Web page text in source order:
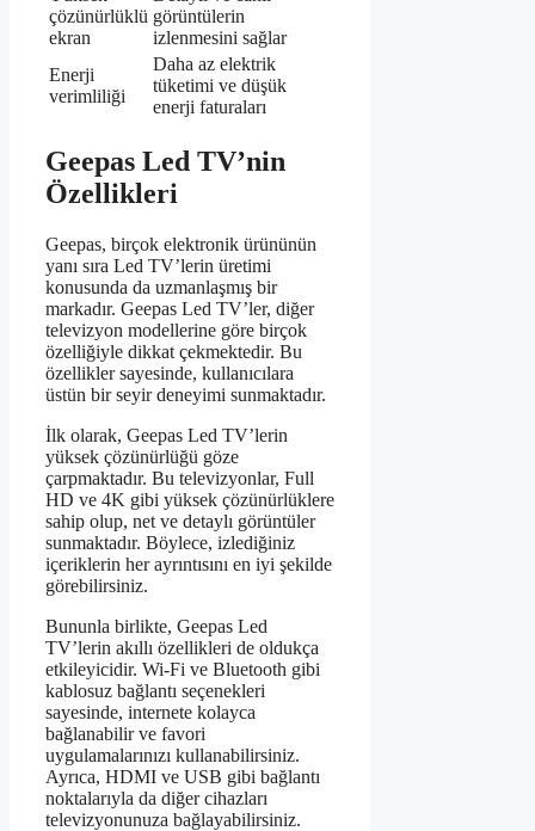
çözünürlüklü
ekran
görüntülerin
izlenmesini sağlar
Enerji
verimliliği
Daha az elektrik
tüketimi ve düşük
enerji faturaları
Geepas Led TV’nin
Özellikleri
Geepas, birçok elektronik ürününün
yanı sıra Led TV’lerin üretimi
konusunda da uzmanlaşmış bir
markadır. Geepas Led TV’ler, diğer
televizyon modellerine göre birçok
özelliğiyle dikkat çekmektedir. Bu
özellikler sayesinde, kullanıcılara
üstün bir seyir deneyimi sunmaktadır.
İlk olarak, Geepas Led TV’lerin
yüksek çözünürlüğü göze
çarpmaktadır. Bu televizyonlar, Full
HD ve 4K gibi yüksek çözünürlüklere
sahip olup, net ve detaylı görüntüler
sunmaktadır. Böylece, izlediğiniz
içeriklerin her ayrıntısını en iyi şekilde
görebilirsiniz.
Bununla birlikte, Geepas Led
TV’lerin akıllı özellikleri de oldukça
etkileyicidir. Wi-Fi ve Bluetooth gibi
kablosuz bağlantı seçenekleri
sayesinde, internete kolayca
bağlanabilir ve favori
uygulamalarınızı kullanabilirsiniz.
Ayrıca, HDMI ve USB gibi bağlantı
noktalarıyla da diğer cihazları
televizyonunuza bağlayabilirsiniz.